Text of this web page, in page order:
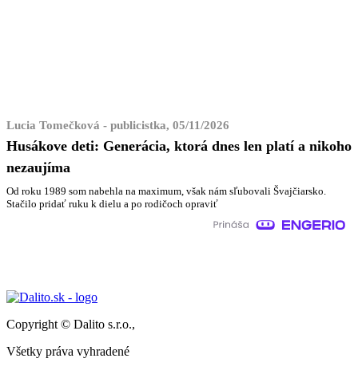
Lucia Tomečková - publicistka, 05/11/2026
Husákove deti: Generácia, ktorá dnes len platí a nikoho
nezaujíma
Od roku 1989 som nabehla na maximum, však nám sľubovali Švajčiarsko.
Stačilo pridať ruku k dielu a po rodičoch opraviť
Copyright © Dalito s.r.o.,
Všetky práva vyhradené